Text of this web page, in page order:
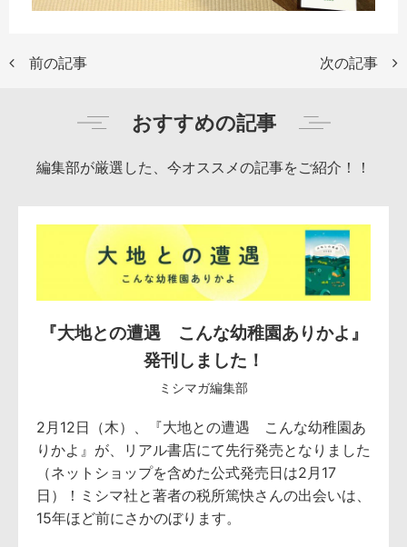
前の記事 次の記事
おすすめの記事
編集部が厳選した、今オススメの記事をご紹介！！
『大地との遭遇 こんな幼稚園ありかよ』
発刊しました！
ミシマガ編集部
2月12日（木）、『大地との遭遇 こんな幼稚園あ
りかよ』が、リアル書店にて先行発売となりました
（ネットショップを含めた公式発売日は2月17
日）！ミシマ社と著者の税所篤快さんの出会いは、
15年ほど前にさかのぼります。